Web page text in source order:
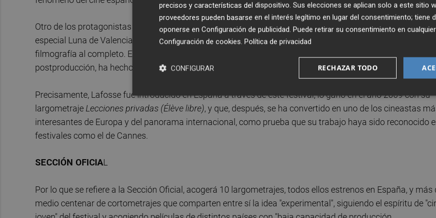
Otro de los protagonistas de la edición de 2014 será el realizador belgaJoachim Lafoose,también
especial Luna de Valencia, que mantendrá un encuentro con el público y de quien se proyectará su
filmografía al completo. El autor acaba de rodar su nueva cinta en Marruecos pero a pesar de estar en la
postproducción, ha hecho un hueco para venir a Valencia y se prevé su presencia en la clausura del
Precisamente, Lafosse fue introducido en España a través de este festival, lo ganó en el año 2009 con su
largometraje Lecciones privadas (Élève libre), y que, después, se ha convertido en uno de los cineastas
interesantes de Europa y del panorama internacional, como prueba que su trabajo haya sido reconocido
festivales como el de Cannes.
SECCIÓN OFICIAL
Por lo que se refiere a la Sección Oficial, acogerá 10 largometrajes, todos ellos estrenos en España, y más
medio centenar de cortometrajes que comparten entre sí la idea "experimental", siguiendo el espíritu de
precisos y características del dispositivo. Sus elecciones se aplican solo a este sitio
proveedores pueden basarse en el interés legítimo en lugar del consentimiento; tiene
oponerse en Configuración de publicidad. Puede retirar su consentimiento en
Configuración de cookies. Política de privacidad
RECHAZAR TODO
CONFIGURAR